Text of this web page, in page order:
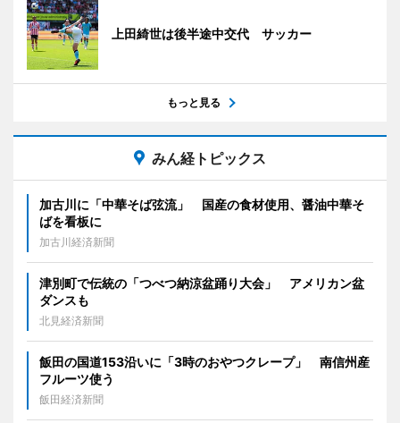
上田綺世は後半途中交代 サッカー
もっと見る
みん経トピックス
加古川に「中華そば弦流」 国産の食材使用、醤油中華そ
ばを看板に
加古川経済新聞
津別町で伝統の「つべつ納涼盆踊り大会」 アメリカン盆
ダンスも
北見経済新聞
飯田の国道153沿いに「3時のおやつクレープ」 南信州産
フルーツ使う
飯田経済新聞